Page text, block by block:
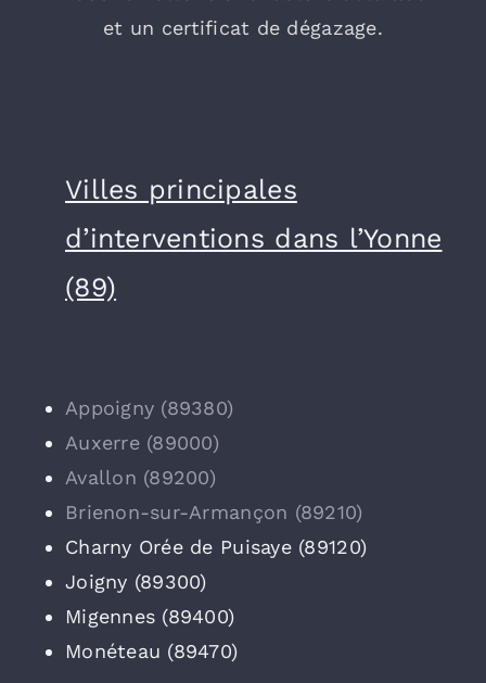
et un certificat de dégazage.
Villes principales
d’interventions dans l’Yonne
(89)
Appoigny (89380)
Auxerre (89000)
Avallon (89200)
Brienon-sur-Armançon (89210)
Charny Orée de Puisaye (89120)
Joigny (89300)
Migennes (89400)
Monéteau (89470)